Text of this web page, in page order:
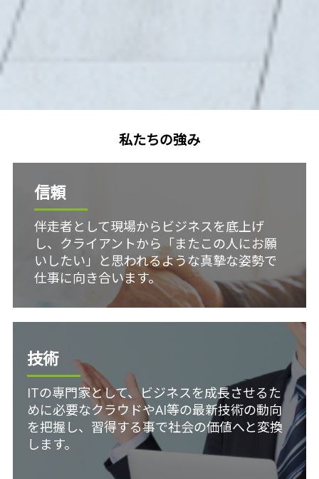
私たちの強み
信頼
伴走者として現場からビジネスを底上げ
し、クライアントから「またこの人にお願
いしたい」と思われるような真摯な姿勢で
仕事に向き合います。
技術
ITの専門家として、ビジネスを成長させるた
めに必要なクラウドやAI等の最新技術の動向
を把握し、習得する事で社会の価値へと変換
します。